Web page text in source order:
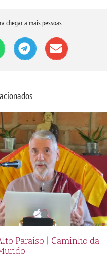
chegar a mais pessoas
Paraíso | Caminho da